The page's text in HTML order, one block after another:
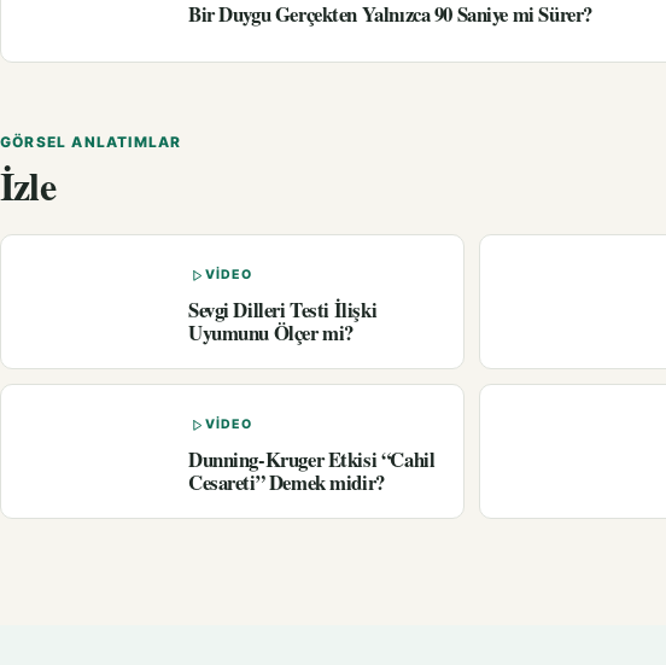
Bir Duygu Gerçekten Yalnızca 90 Saniye mi Sürer?
GÖRSEL ANLATIMLAR
İzle
VIDEO
Sevgi Dilleri Testi İlişki
Uyumunu Ölçer mi?
VIDEO
Dunning-Kruger Etkisi “Cahil
Cesareti” Demek midir?